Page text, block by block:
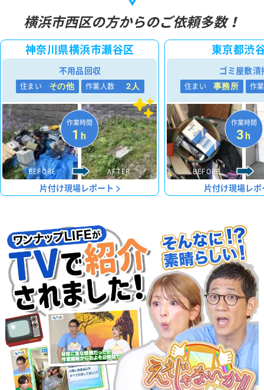
横浜市西区の方からのご依頼多数！
神奈川県横浜市瀬谷区
不用品回収
住まい その他 作業人数 2人
BEFORE AFTER
作業時間
1 h
片付け現場レポート
東京都渋
ゴミ屋敷清
住まい 事務所 作
BEFORE
作業時間
3h
片付け現場レポ